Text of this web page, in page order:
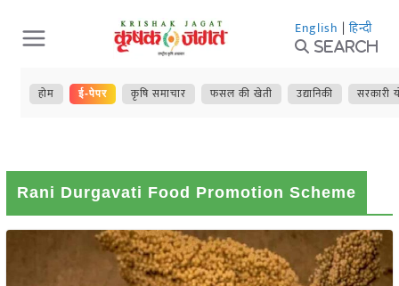
Skip
to
content
English | हिन्दी
Search
होम ई-पेपर कृषि समाचार फसल की खेती उद्यानिकी सरकारी
Rani Durgavati Food Promotion Scheme